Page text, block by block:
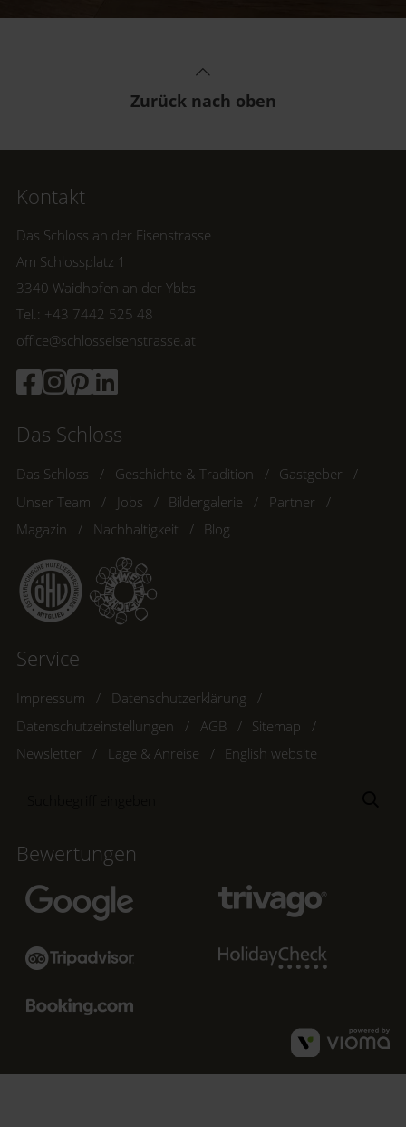
Zurück nach oben
Kontakt
Das Schloss an der Eisenstrasse
Am Schlossplatz 1
3340 Waidhofen an der Ybbs
Tel.: +43 7442 525 48
office@schlosseisenstrasse.at
Das Schloss
Das Schloss Geschichte & Tradition
Gastgeber
Unser Team
Jobs Bildergalerie
Partner
Magazin
Nachhaltigkeit Blog
Service
Impressum
Datenschutzerklärung
Datenschutzeinstellungen
AGB
Sitemap
Newsletter
Lage & Anreise English website
Bewertungen